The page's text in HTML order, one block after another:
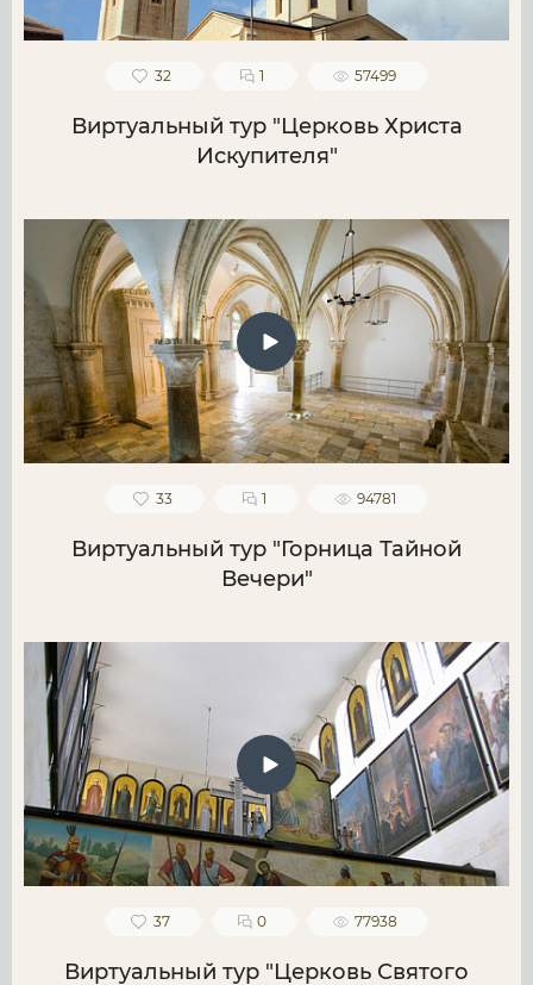
32 1 57499
Виртуальный тур "Церковь Христа
Искупителя"
33 1 94781
Виртуальный тур "Горница Тайной
Вечери"
37 0 77938
Виртуальный тур "Церковь Святого